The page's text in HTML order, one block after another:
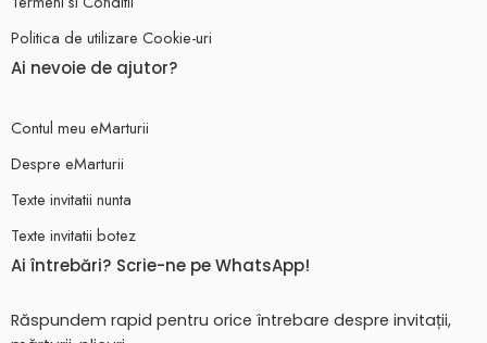
Politica de utilizare Cookie-uri
Ai nevoie de ajutor?
Contul meu eMarturii
Despre eMarturii
Texte invitatii nunta
Texte invitatii botez
Ai întrebări? Scrie-ne pe WhatsApp!
Răspundem rapid pentru orice întrebare despre invitații,